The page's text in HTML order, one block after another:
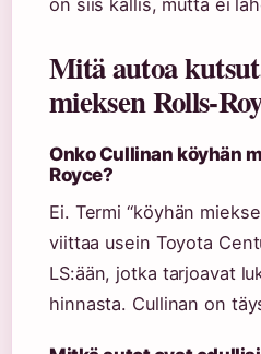
on siis kallis, mutta ei
Mitä autoa
mieksen Rolls-
Onko Cullinan köyhän
Royce?
Ei. Termi “köyhän
viittaa usein Toyota
LS:ään, jotka tarjoavat
hinnasta. Cullinan on